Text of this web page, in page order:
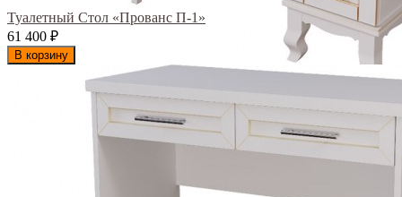
Туалетный Стол «Прованс П-1»
61 400 ₽
В корзину